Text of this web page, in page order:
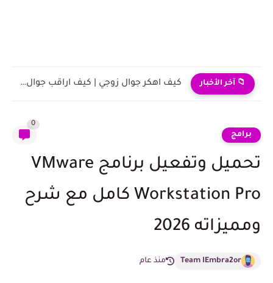
📁 آخر الأخبار كيف اهكر جوال زوجي | كيف اراقب جوال زوجي عن...
برامج
0
تحميل وتفعيل برنامج VMware
Workstation Pro كامل مع شرح
ومميزاته 2026
Team IEmbra2or منذ عام